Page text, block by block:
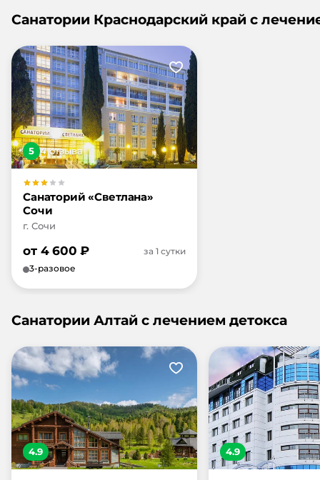
Санатории Краснодарский край с
5 4отзыва
Санаторий «Светлана»
Сочи
г. Сочи
от 4 600 ₽
за 1 сутки
3-разовое
Санатории Алтай с лечением детокса
4.9 4.9